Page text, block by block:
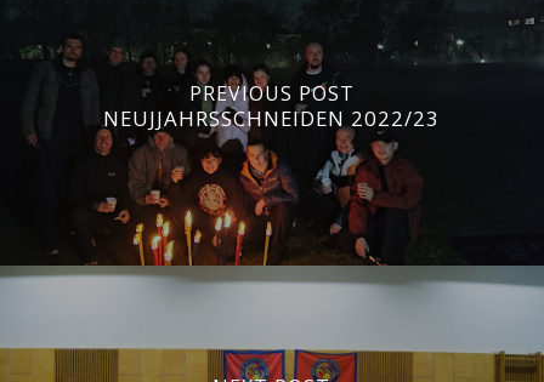
PREVIOUS POST
NEUJJAHRSSCHNEIDEN 2022/23